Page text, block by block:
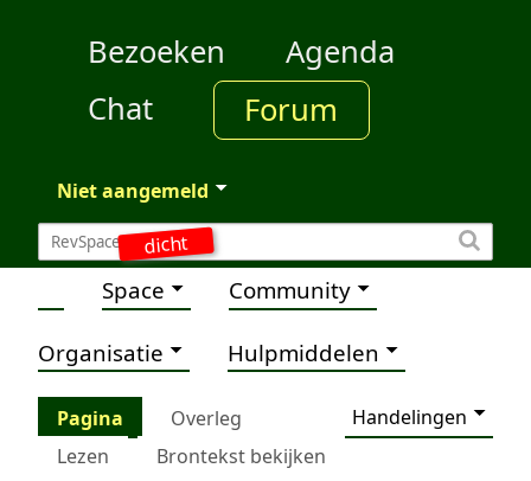
dicht
Bezoeken
Agenda
Chat
Forum
Niet aangemeld
Space Community
Organisatie Hulpmiddelen
Pagina Overleg
Handelingen
Lezen
Brontekst bekijken